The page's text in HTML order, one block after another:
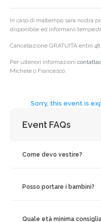
In caso di maltempo sarà nostra
disponibile ed informarvi
Cancellazione GRATUITA entro
Per ulteriori informazioni
Michele o Francesco.
Sorry, this event is
Event FAQs
Come devo vestire?
Posso portare i bambini?
Quale età minima